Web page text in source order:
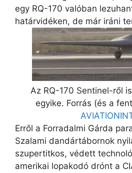
egy RQ-170 valóban
határvidéken, de már iráni
Az RQ-170 Sentinel-ről
egyike. Forrás (és a
Erről a Forradalmi Gárda
Szalami dandártábornok
szupertitkos, védett
amerikai lopakodó drónt a